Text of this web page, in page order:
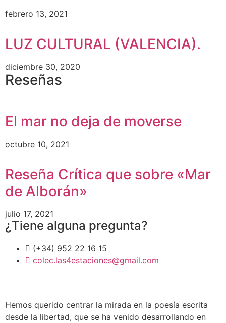
febrero 13, 2021
LUZ CULTURAL (VALENCIA).
diciembre 30, 2020
Reseñas
El mar no deja de moverse
octubre 10, 2021
Reseña Crítica que sobre «Mar
de Alborán»
julio 17, 2021
¿Tiene alguna pregunta?
(+34) 952 22 16 15
colec.las4estaciones@gmail.com
Hemos querido centrar la mirada en la poesía escrita
desde la libertad, que se ha venido desarrollando en